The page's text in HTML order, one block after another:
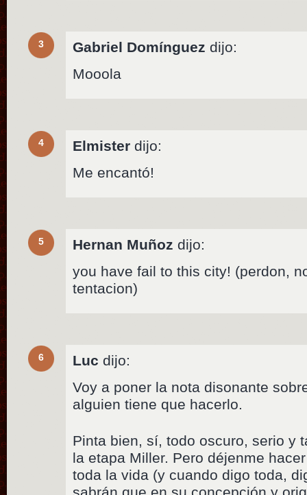
3 Gabriel Domínguez dijo:
Mooola
4 Elmister dijo:
Me encantó!
5 Hernan Muñoz dijo:
you have fail to this city! (perdon,
tentacion)
6 Luc dijo:
Voy a poner la nota disonante
alguien tiene que hacerlo.
Pinta bien, sí, todo oscuro, serio y
la etapa Miller. Pero déjenme
toda la vida (y cuando digo toda,